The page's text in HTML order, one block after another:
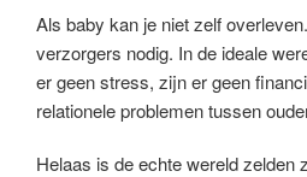
Als baby kan je niet zelf
verzorgers nodig. In de ideale
er geen stress, zijn er geen
relationele problemen tussen
Helaas is de echte wereld zelden